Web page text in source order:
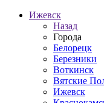
Ижевск
Назад
Города
Белорецк
Березники
Воткинск
Вятские
Ижевск